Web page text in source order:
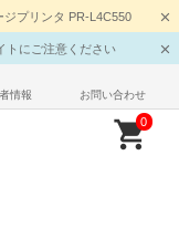
ジプリンタ PR-L4C550
トにご注意ください
情報 お問い合わせ
0